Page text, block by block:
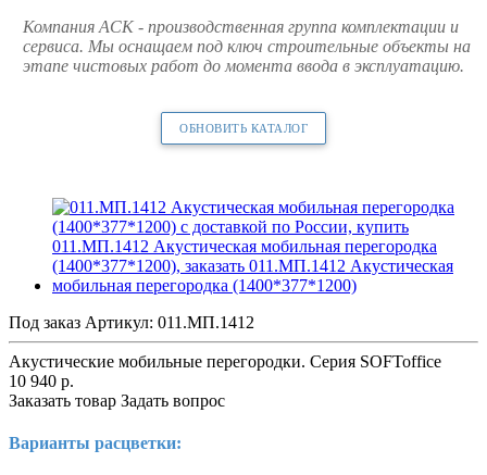
Компания АСК - производственная группа комплектации и
сервиса. Мы оснащаем под ключ строительные объекты на
этапе чистовых работ до момента ввода в эксплуатацию.
ОБНОВИТЬ КАТАЛОГ
Под заказ Артикул: 011.МП.1412
Акустические мобильные перегородки. Серия SOFToffice
10 940 р.
Заказать товар Задать вопрос
Варианты расцветки: